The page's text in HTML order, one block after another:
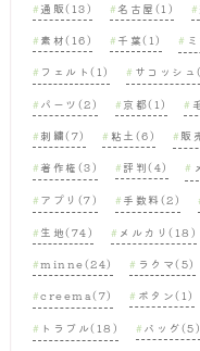
通販(13) 名古屋(1)
素材(16) 千葉(1)
フェルト(1) サコッシ
パーツ(2) 京都(1)
刺繍(7) 粘土(6) 販
著作権(3) 評判(4)
アプリ(7) 手数料(2)
生地(74) メルカリ(18)
minne(24) ラクマ(5)
creema(7) ボタン(1)
トラブル(18) バッグ(5)